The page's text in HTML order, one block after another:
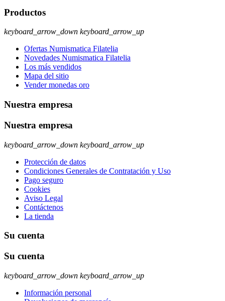
Productos
keyboard_arrow_down keyboard_arrow_up
Ofertas Numismatica Filatelia
Novedades Numismatica Filatelia
Los más vendidos
Mapa del sitio
Vender monedas oro
Nuestra empresa
Nuestra empresa
keyboard_arrow_down keyboard_arrow_up
Protección de datos
Condiciones Generales de Contratación y Uso
Pago seguro
Cookies
Aviso Legal
Contáctenos
La tienda
Su cuenta
Su cuenta
keyboard_arrow_down keyboard_arrow_up
Información personal